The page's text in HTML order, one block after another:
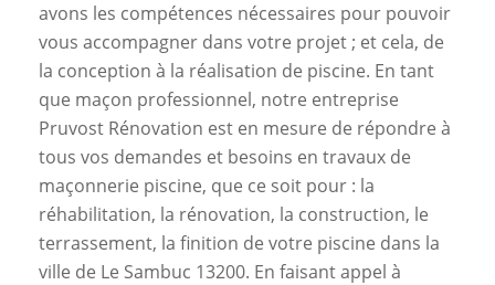
avons les compétences nécessaires pour pouvoir
vous accompagner dans votre projet ; et cela, de
la conception à la réalisation de piscine. En tant
que maçon professionnel, notre entreprise
Pruvost Rénovation est en mesure de répondre à
tous vos demandes et besoins en travaux de
maçonnerie piscine, que ce soit pour : la
réhabilitation, la rénovation, la construction, le
terrassement, la finition de votre piscine dans la
ville de Le Sambuc 13200. En faisant appel à